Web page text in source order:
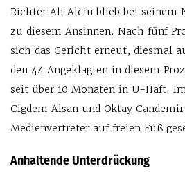
Richter Ali Alcin blieb bei seinem
zu diesem Ansinnen. Nach fünf
sich das Gericht erneut, diesmal
den 44 Angeklagten in diesem
seit über 10 Monaten in U-Haft.
Cigdem Alsan und Oktay
Medienvertreter auf freien Fuß
Anhaltende Unterdrückung